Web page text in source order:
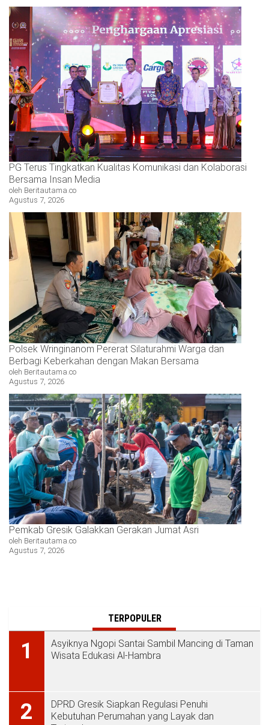
PG Terus Tingkatkan Kualitas Komunikasi dan Kolaborasi
Bersama Insan Media
oleh Beritautama.co
Agustus 7, 2026
Polsek Wringinanom Pererat Silaturahmi Warga dan
Berbagi Keberkahan dengan Makan Bersama
oleh Beritautama.co
Agustus 7, 2026
Pemkab Gresik Galakkan Gerakan Jumat Asri
oleh Beritautama.co
Agustus 7, 2026
TERPOPULER
1
Asyiknya Ngopi Santai Sambil Mancing di Taman
Wisata Edukasi Al-Hambra
2
DPRD Gresik Siapkan Regulasi Penuhi
Kebutuhan Perumahan yang Layak dan